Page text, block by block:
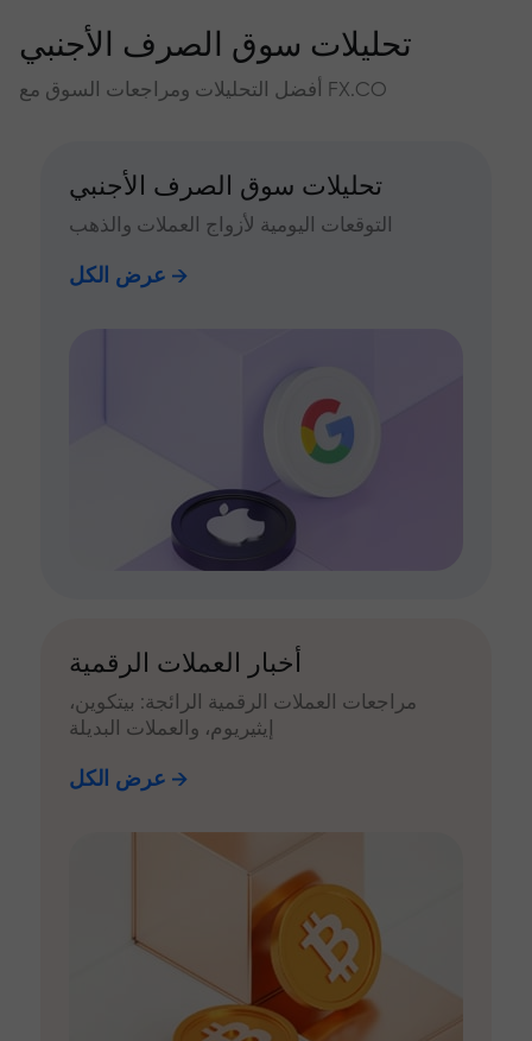
تحليلات سوق الصرف الأجنبي
أفضل التحليلات ومراجعات السوق مع FX.CO
تحليلات سوق الصرف الأجنبي
التوقعات اليومية لأزواج العملات والذهب
عرض الكل
أخبار العملات الرقمية
مراجعات العملات الرقمية الرائجة: بيتكوين،
إيثيريوم، والعملات البديلة
عرض الكل